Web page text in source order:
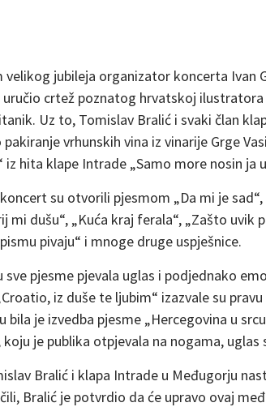
jubileja organizator koncerta Ivan
uručio crtež poznatog hrvatskoj
Uz to, Tomislav Bralić i svaki član
vrhunskih vina iz vinarije Grge
iz hita klape Intrade „Samo more nosin ja
su otvorili pjesmom „Da mi je
mi dušu“, „Kuća kraj ferala“, „Zašto uvik
pivaju“ i mnoge druge uspješnice.
sve pjesme pjevala uglas i podjednako
iz duše te ljubim“ izazvale su
bila je izvedba pjesme „Hercegovina u
koju je publika otpjevala na nogama,
Bralić i klapa Intrade u Međugorju
Bralić je potvrdio da će upravo ovaj